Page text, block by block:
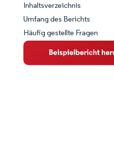
Marktschnappschuss
Marktübersicht
Wichtige Markttrends
Inhaltsverzeichnis
Umfang des Berichts
Häufig gestellte Fragen